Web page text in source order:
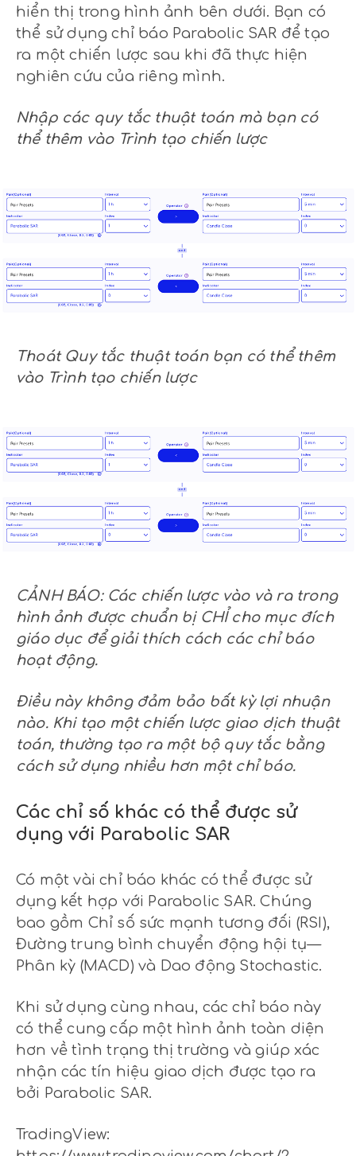
hiển thị trong hình ảnh bên dưới. Bạn có
thể sử dụng chỉ báo Parabolic SAR để tạo
ra một chiến lược sau khi đã thực hiện
nghiên cứu của riêng mình.
Nhập các quy tắc thuật toán mà bạn có
thể thêm vào Trình tạo chiến lược
Thoát Quy tắc thuật toán bạn có thể thêm
vào Trình tạo chiến lược
CẢNH BÁO: Các chiến lược vào và ra trong
hình ảnh được chuẩn bị CHỈ cho mục đích
giáo dục để giải thích cách các chỉ báo
hoạt động.
Điều này không đảm bảo bất kỳ lợi nhuận
nào. Khi tạo một chiến lược giao dịch thuật
toán, thường tạo ra một bộ quy tắc bằng
cách sử dụng nhiều hơn một chỉ báo.
Các chỉ số khác có thể được sử
dụng với Parabolic SAR
Có một vài chỉ báo khác có thể được sử
dụng kết hợp với Parabolic SAR. Chúng
bao gồm Chỉ số sức mạnh tương đối (RSI),
Đường trung bình chuyển động hội tụ —
Phân kỳ (MACD) và Dao động Stochastic.
Khi sử dụng cùng nhau, các chỉ báo này
có thể cung cấp một hình ảnh toàn diện
hơn về tình trạng thị trường và giúp xác
nhận các tín hiệu giao dịch được tạo ra
bởi Parabolic SAR.
TradingView: